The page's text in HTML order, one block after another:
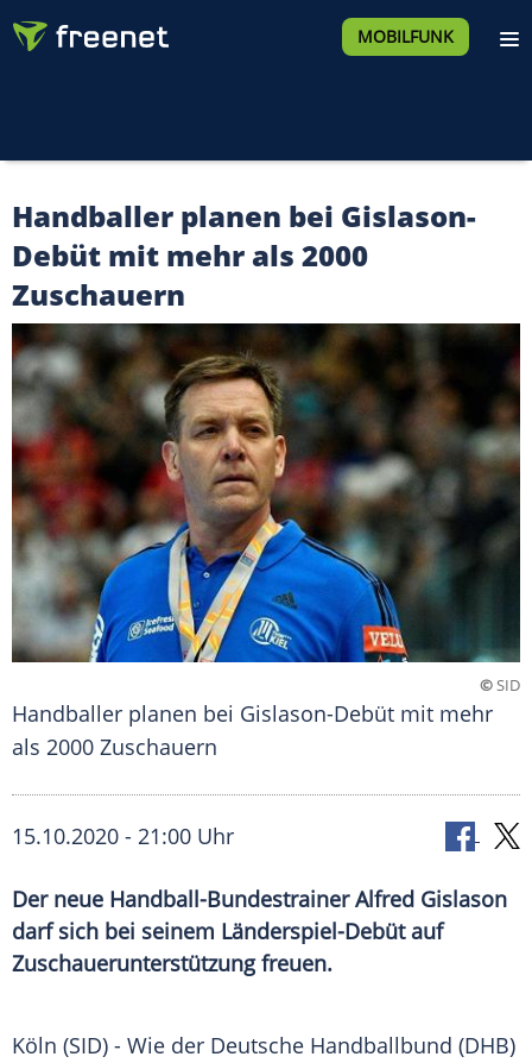
MOBILFUNK
Handballer planen bei Gislason-
Debüt mit mehr als 2000
Zuschauern
©SID
Handballer planen bei Gislason-Debüt mit mehr
als 2000 Zuschauern
15.10.2020 - 21:00 Uhr
Der neue Handball-Bundestrainer Alfred Gislason
darf sich bei seinem Länderspiel-Debüt auf
Zuschauerunterstützung freuen.
Köln (SID) - Wie der Deutsche Handballbund (DHB)